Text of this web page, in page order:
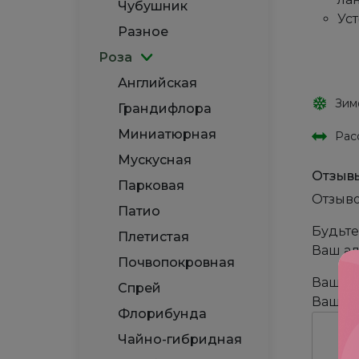
Чубушник
Разное
Роза
Английская
Грандифлора
Миниатюрная
Мускусная
Парковая
Патио
Плетистая
Почвопокровная
Спрей
Флорибунда
Чайно-гибридная
Ваш
Ваша
Ваш